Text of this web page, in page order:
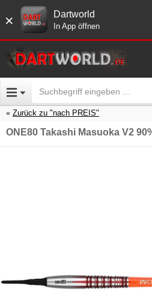
× Dartworld
In App öffnen
Zurück zu "nach PREIS"
ONE80 Takashi Masuoka V2